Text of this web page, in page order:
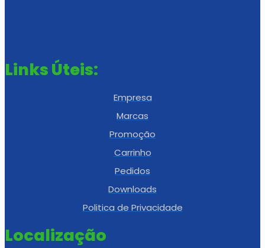
Links Úteis:
Empresa
Marcas
Promoção
Carrinho
Pedidos
Downloads
Politica de Privacidade
Localização